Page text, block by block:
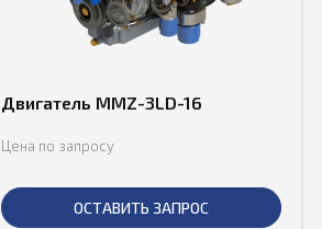
Двигатель MMZ-3LD-16
Цена по запросу
ОСТАВИТЬ ЗАПРОС